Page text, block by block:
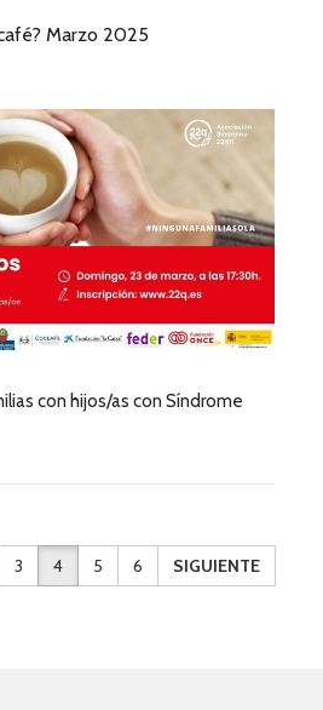
Marzo 2025
con hijos/as con Síndrome
3 4 5 6 SIGUIENTE